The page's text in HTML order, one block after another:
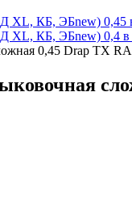
XL, КБ, ЭБnew) 0,45
XL, КБ, ЭБnew) 0,4
0,45 Drap TX